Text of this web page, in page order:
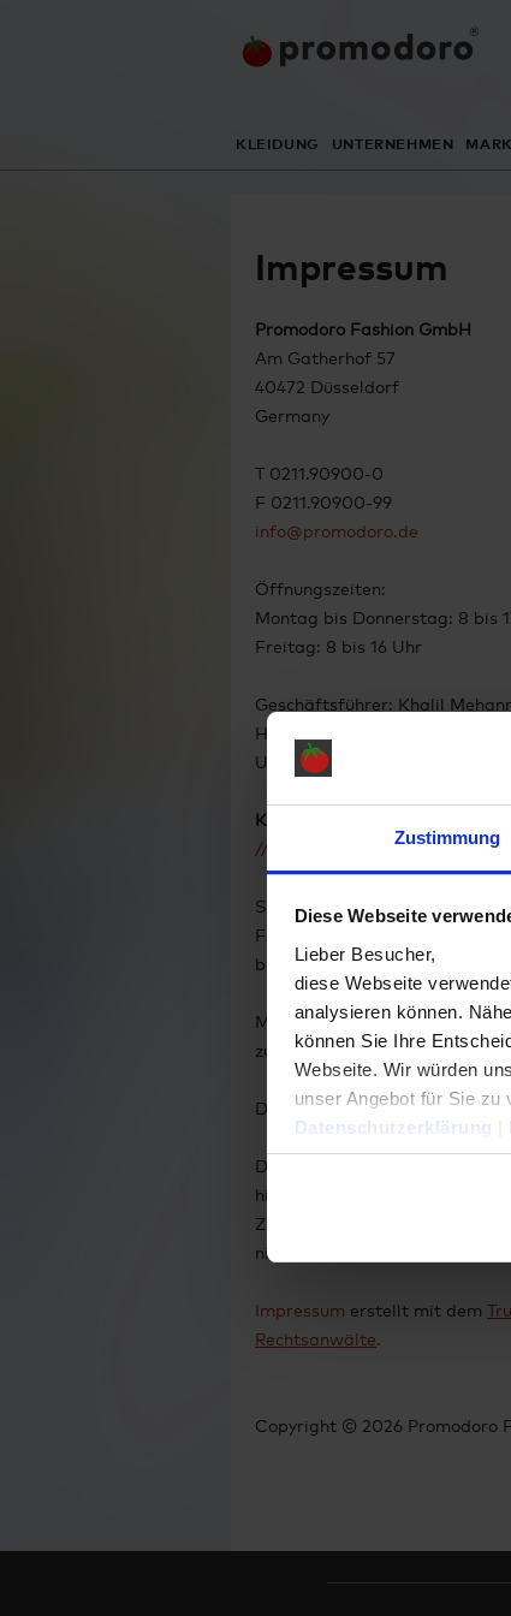
Zustimmung
Diese Webseite
Lieber Besucher,
diese Webseite
analysieren können.
können Sie Ihre
Webseite. Wir würden
unser Angebot für Sie zu
Datenschutzerklärung
KLEIDUNG UNTERNEHMEN
Impressum
Promodoro Fashion GmbH
Am Gatherhof 57
40472 Düsseldorf
Germany
T 0211.90900-0
F 0211.90900-99
info@promodoro.de
Öffnungszeiten:
Montag bis Donnerstag: 8 bis
Freitag: 8 bis 16 Uhr
Geschäftsführer: Khalil
Handelsregister: Amtsgericht
Umsatzsteuer-
Konzeption und Realisation
// netzton web
Sämtliche Daten, Texte und
Fashion GmbH. Diese dürfen
benutzt oder neu veröffentlicht
Mit der Nutzung dieser
zu.
Die
Die Europäische Kommission
hier finden
Zur Teilnahme an einem
nicht verpflichtet und nicht
Impressum erstellt mit dem
Rechtsanwälte.
Copyright © 2026 Promodoro